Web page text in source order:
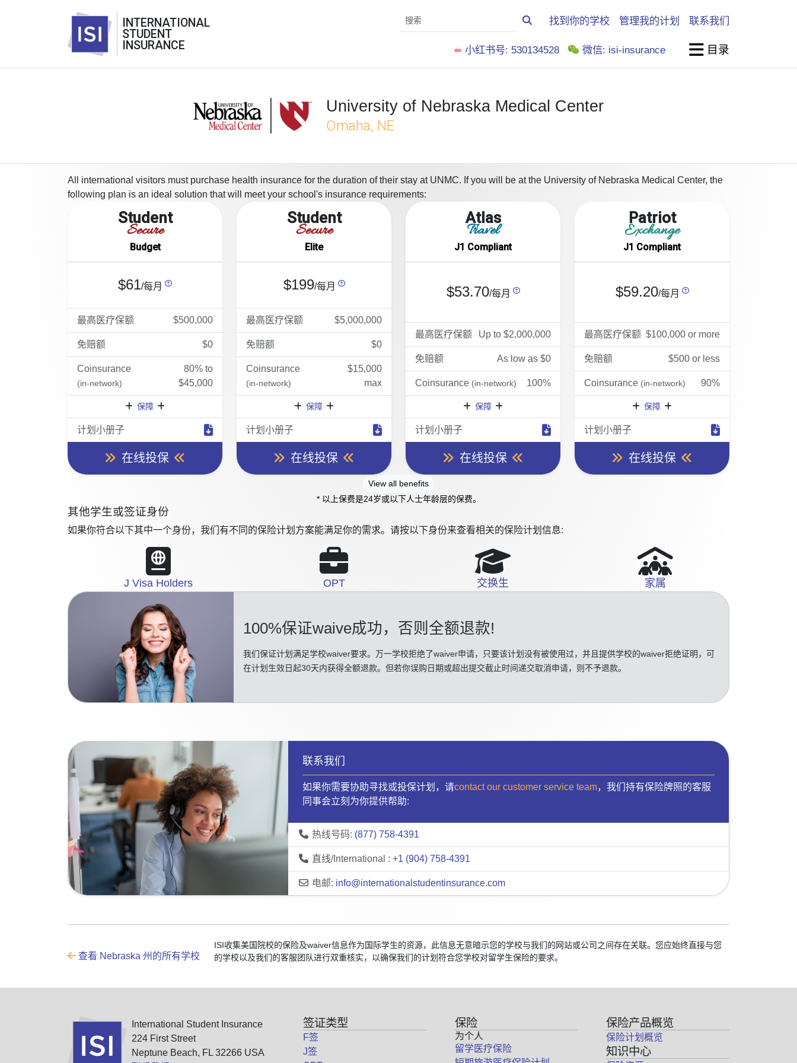
INTERNATIONAL
STUDENT
INSURANCE
找到你的学校 管理我的计划 联系我们
小红书号: 530134528 微信: isi-insurance 目录
University of Nebraska Medical Center
Omaha, NE
All international visitors must purchase health insurance for the duration of their stay at UNMC. If you will be at the University of Nebraska Medical Center, the
following plan is an ideal solution that will meet your school's insurance requirements:
Student
Secure
Budget
$61/每月
最高医疗保额 $500,000
免赔额 $0
Coinsurance
(in-network)
80% to
$45,000
保障
计划小册子
在线投保
Student
Secure
Elite
$199/每月
最高医疗保额 $5,000,000
免赔额 $0
Coinsurance
(in-network)
$15,000
max
保障
计划小册子
在线投保
Atlas
Travel
J1 Compliant
$53.70/每月
最高医疗保额 Up to $2,000,000
免赔额 As low as $0
Coinsurance (in-network) 100%
保障
计划小册子
在线投保
Patriot
Exchange
J1 Compliant
$59.20/每月
最高医疗保额 $100,000 or more
免赔额 $500 or less
Coinsurance (in-network) 90%
保障
计划小册子
在线投保
View all benefits
* 以上保费是24岁或以下人士年龄层的保费。
其他学生或签证身份
如果你符合以下其中一个身份，我们有不同的保险计划方案能满足你的需求。请按以下身份来查看相关的保险计划信息:
J Visa Holders OPT 交换生 家属
100%保证waive成功 ，否则全额退款!
我们保证计划满足学校waiver要求。万一学校拒绝了waiver申请，只要该计划没有被使用过，并且提供学校的waiver拒绝证明，可
在计划生效日起30天内获得全额退款。但若你误购日期或超出提交截止时间递交取消申请，则不予退款。
联系我们
如果你需要协助寻找或投保计划，请contact our customer service team，我们持有保险牌照的客服
同事会立刻为你提供帮助:
热线号码: (877) 758-4391
直线/International : +1 (904) 758-4391
电邮: info@internationalstudentinsurance.com
查看 Nebraska 州的所有学校
ISI收集美国院校的保险及waiver信息作为国际学生的资源，此信息无意暗示您的学校与我们的网站或公司之间存在关联。您应始终直接与您
的学校以及我们的客服团队进行双重核实，以确保我们的计划符合您学校对留学生保险的要求。
International Student Insurance
224 First Street
Neptune Beach, FL 32266 USA
签证类型
F签
J签
保险
为个人
留学医疗保险
保险产品概览
保险计划概览
知识中心